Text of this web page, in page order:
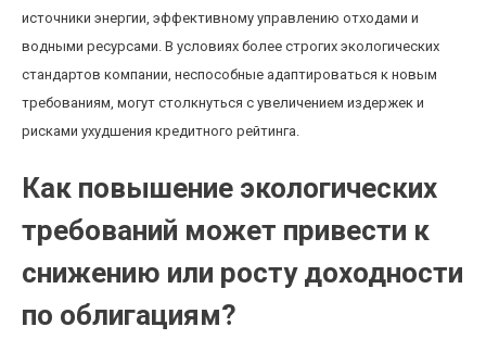
источники энергии, эффективному управлению отходами и
водными ресурсами. В условиях более строгих экологических
стандартов компании, неспособные адаптироваться к новым
требованиям, могут столкнуться с увеличением издержек и
рисками ухудшения кредитного рейтинга.
Как повышение экологических
требований может привести к
снижению или росту доходности
по облигациям?